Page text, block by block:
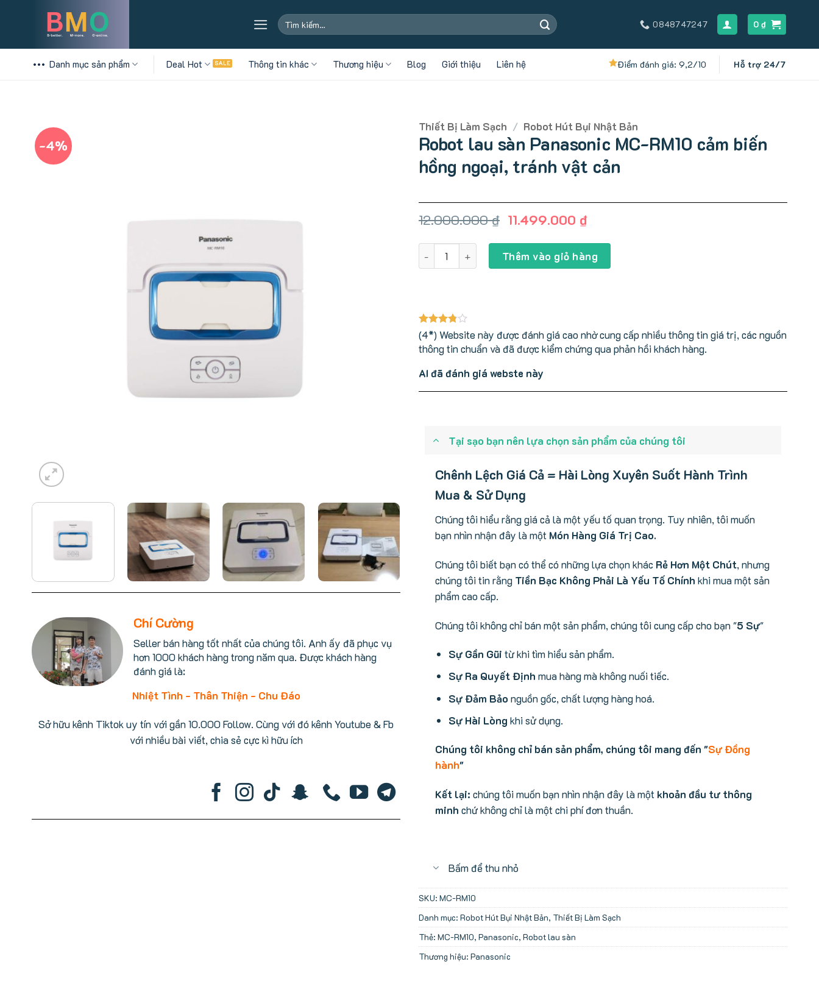
Tìm
kiếm:
0848747247 0₫
Danh mục sản phẩm Deal Hot Thông tin khác Thương hiệu Blog Giới thiệu Liên hệ Điểm đánh giá: 9,2/10 Hỗ trợ 24/7
-4%
Chí Cường
Seller bán hàng tốt nhất của chúng tôi. Anh ấy đã phục vụ
hơn 1000 khách hàng trong năm qua. Được khách hàng
đánh giá là:
Nhiệt Tình - Thân Thiện - Chu Đáo
Sở hữu kênh Tiktok uy tín với gần 10.000 Follow. Cùng với đó kênh Youtube & Fb
với nhiều bài viết, chia sẻ cực kì hữu ích
Thiết Bị Làm Sạch / Robot Hút Bụi Nhật Bản
Robot lau sàn Panasonic MC-RM10 cảm biến
hồng ngoại, tránh vật cản
12.000.000₫ Giá
là:
12.000.000 ₫.
11.499.000 ₫Giá
tại
là:
11.499.000 ₫.
Robot lau sàn Panasonic MC-RM10 cảm biến hồng ngoại, tránh vật cản số lượng
Thêm vào giỏ hàng
(4*) Website này được đánh giá cao nhờ cung cấp nhiều thông tin giá trị, các nguồn
thông tin chuẩn và đã được kiểm chứng qua phản hồi khách hàng.
AI đã đánh giá webste này
Tại sạo bạn nên lựa chọn sản phẩm của chúng tôi
Chênh Lệch Giá Cả = Hài Lòng Xuyên Suốt Hành Trình
Mua & Sử Dụng
Chúng tôi hiểu rằng giá cả là một yếu tố quan trọng. Tuy nhiên, tôi muốn
bạn nhìn nhận đây là một Món Hàng Giá Trị Cao.
Chúng tôi biết bạn có thể có những lựa chọn khác Rẻ Hơn Một Chút, nhưng
chúng tôi tin rằng Tiền Bạc Không Phải Là Yếu Tố Chính khi mua một sản
phẩm cao cấp.
Chúng tôi không chỉ bán một sản phẩm, chúng tôi cung cấp cho bạn "5 Sự"
Sự Gần Gũi từ khi tìm hiểu sản phẩm.
Sự Ra Quyết Định mua hàng mà không nuối tiếc.
Sự Đảm Bảo nguồn gốc, chất lượng hàng hoá.
Sự Hài Lòng khi sử dụng.
Chúng tôi không chỉ bán sản phẩm, chúng tôi mang đến "Sự Đồng
hành"
Kết lại: chúng tôi muốn bạn nhìn nhận đây là một khoản đầu tư thông
minh chứ không chỉ là một chi phí đơn thuần.
Bấm để thu nhỏ
SKU: MC-RM10
Danh mục: Robot Hút Bụi Nhật Bản, Thiết Bị Làm Sạch
Thẻ: MC-RM10, Panasonic, Robot lau sàn
Thương hiệu: Panasonic